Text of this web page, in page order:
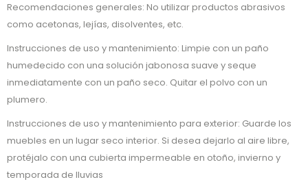
Recomendaciones generales: No utilizar productos abrasivos
como acetonas, lejías, disolventes, etc.
Instrucciones de uso y mantenimiento: Limpie con un paño
humedecido con una solución jabonosa suave y seque
inmediatamente con un paño seco. Quitar el polvo con un
plumero.
Instrucciones de uso y mantenimiento para exterior: Guarde los
muebles en un lugar seco interior. Si desea dejarlo al aire libre,
protéjalo con una cubierta impermeable en otoño, invierno y
temporada de lluvias